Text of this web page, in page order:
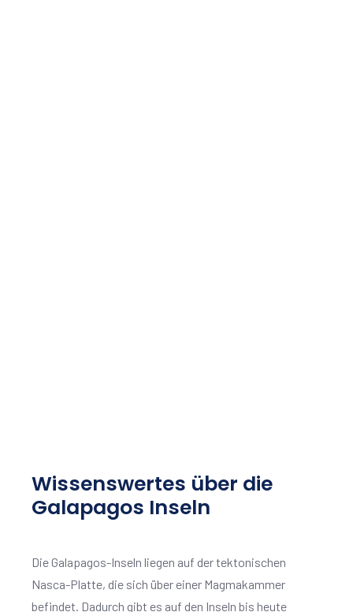
Wissenswertes über die
Galapagos Inseln
Die Galapagos-Inseln liegen auf der tektonischen
Nasca-Platte, die sich über einer Magmakammer
befindet. Dadurch gibt es auf den Inseln bis heute